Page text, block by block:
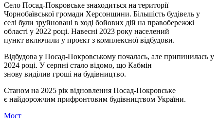
Село Посад-Покровське знаходиться на території
Чорнобаївської громади Херсонщини. Більшість будівель у
селі були зруйновані в ході бойових дій на правобережжі
області у 2022 році. Навесні 2023 року населений
пункт включили у проєкт з комплексної відбудови.
Відбудова у Посад-Покровському почалась, але припинилась у
2024 році. У серпні стало відомо, що Кабмін
знову виділив гроші на будівництво.
Станом на 2025 рік відновлення Посад-Покровське
є найдорожчим прифронтовим будівництвом України.
Мост